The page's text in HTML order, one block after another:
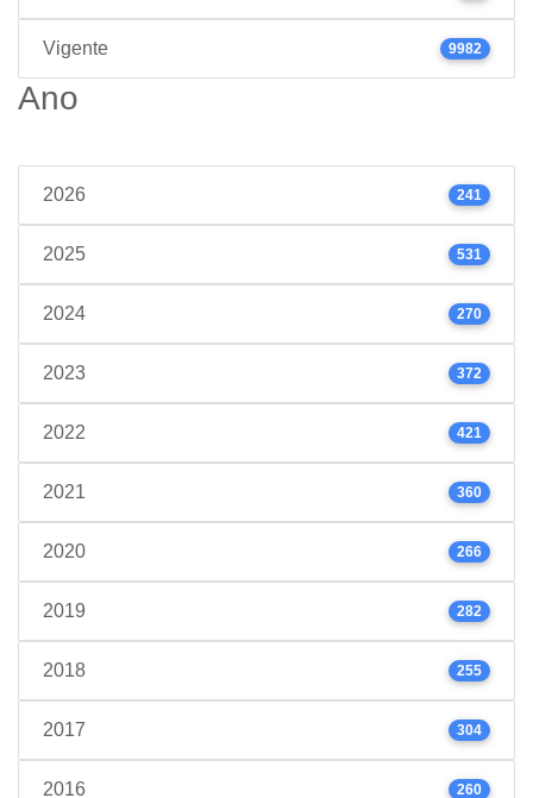
Vigente 9982
Ano
2026 241
2025 531
2024 270
2023 372
2022 421
2021 360
2020 266
2019 282
2018 255
2017 304
2016 260